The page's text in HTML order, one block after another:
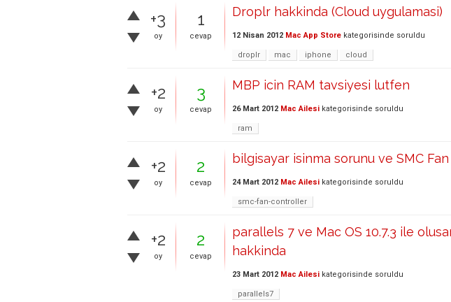
+3
oy
1
cevap
Droplr hakkinda (Cloud uygulamasi)
12 Nisan 2012 Mac App Store kategorisinde soruldu
droplr mac iphone cloud
+2
oy
3
cevap
MBP icin RAM tavsiyesi lutfen
26 Mart 2012 Mac Ailesi kategorisinde soruldu
ram
+2
oy
2
cevap
bilgisayar isinma sorunu ve SMC
24 Mart 2012 Mac Ailesi kategorisinde soruldu
smc-fan-controller
+2
oy
2
cevap
parallels 7 ve Mac OS 10.7.3 ile
hakkinda
23 Mart 2012 Mac Ailesi kategorisinde soruldu
parallels7